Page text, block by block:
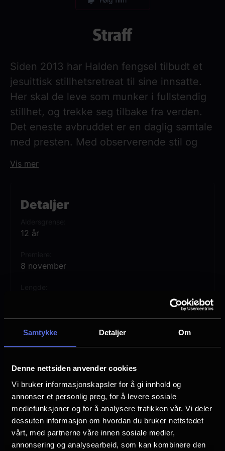
Samtykke Detaljer Om
Denne nettsiden anvender cookies
Vi bruker informasjonskapsler for å gi innhold og
annonser et personlig preg, for å levere sosiale
mediefunksjoner og for å analysere trafikken vår. Vi deler
dessuten informasjon om hvordan du bruker nettstedet
vårt, med partnerne våre innen sosiale medier,
annonsering og analysearbeid, som kan kombinere den
Detaljer
12 år
8 november
Regi
Øystein Mamen
Språk
Norsk
Sjanger
Dokumentar
Se mer
Straff
Siden 2013 har Halden fengsel tilbudt et
jesuittisk stillhetsretreat til sine innsatte.
Her skal de leve som munker i fullstendig
stillhet, og trekke seg tilbake fra verden.
Det eneste avbruddet er en daglig samtale
med presten. Med observerende stil og
for seg fremtiden sin.
Vis mer